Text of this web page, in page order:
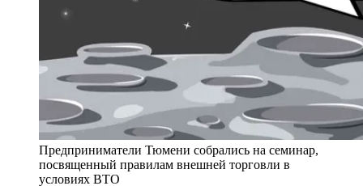
Предприниматели Тюмени собрались на семинар,
посвященный правилам внешней торговли в
условиях ВТО